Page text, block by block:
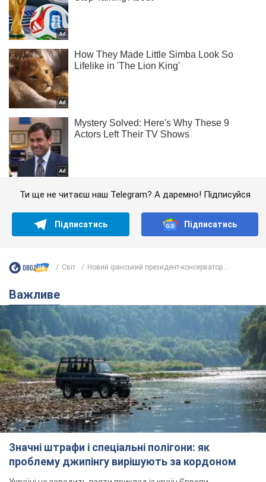
Ти ще не читаєш наш Telegram? А даремно! Підписуйся
Підписатись Підписатись
Світ Новий іранський президент-консерватор...
Важливе
Значні штрафи і спеціальні полігони: як
проблему джипінгу вирішують за кордоном